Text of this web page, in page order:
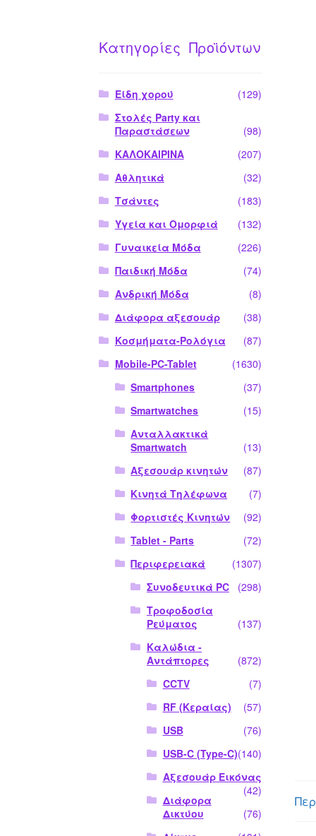
Κατηγορίες Προϊόντων
Είδη χορού
(129)
Στολές Party και
Παραστάσεων
(98)
ΚΑΛΟΚΑΙΡΙΝΑ
(207)
Αθλητικά
(32)
Τσάντες
(183)
Υγεία και Ομορφιά
(132)
Γυναικεία Μόδα
(226)
Παιδική Μόδα
(74)
Ανδρική Μόδα
(8)
Διάφορα αξεσουάρ
(38)
Κοσμήματα-Ρολόγια
(87)
Mobile-PC-Tablet
(1630)
Smartphones
(37)
Smartwatches
(15)
Ανταλλακτικά
Smartwatch
(13)
Αξεσουάρ κινητών
(87)
Κινητά Τηλέφωνα
(7)
Φορτιστές Κινητών
(92)
Tablet - Parts
(72)
Περιφερειακά
(1307)
Συνοδευτικά PC
(298)
Τροφοδοσία
Ρεύματος
(137)
Καλώδια -
Αντάπτορες
(872)
CCTV
(7)
RF (Κεραίας)
(57)
USB
(76)
USB-C (Type-C)(140)
Αξεσουάρ Εικόνας
(42)
Διάφορα
Δικτύου
(76)